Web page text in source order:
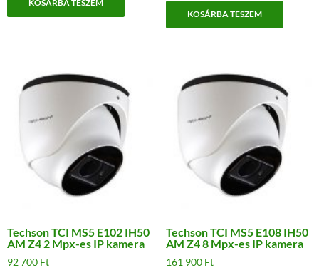
KOSÁRBA TESZEM
KOSÁRBA TESZEM
Techson TCI MS5 E102 IH50
AM Z4 2 Mpx-es IP kamera
92 700 Ft
Techson TCI MS5 E108 IH50
AM Z4 8 Mpx-es IP kamera
161 900 Ft